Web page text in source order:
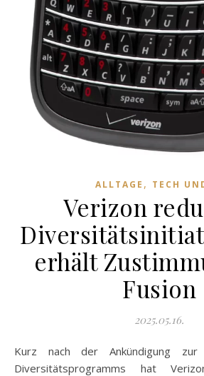
ALLTAGE , TECH
Verizon
erhält
Fusion
2025.05.16.
Kurz nach der Ankündigung zur Einstellung seines
Diversitätsprogramms hat